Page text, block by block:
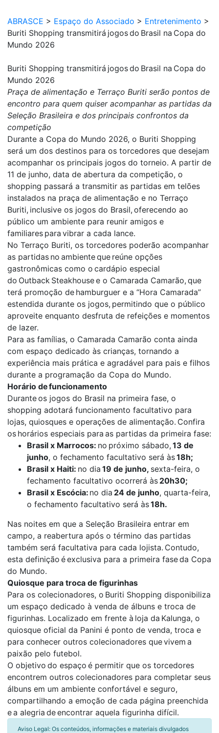
ABRASCE > Espaço do Associado > Entretenimento >
Buriti Shopping transmitirá jogos do Brasil na Copa do
Mundo 2026
Buriti Shopping transmitirá jogos do Brasil na Copa do
Mundo 2026
Praça de alimentação e Terraço Buriti serão pontos de
encontro para quem quiser acompanhar as partidas da
Seleção Brasileira e dos principais confrontos da
competição
Durante a Copa do Mundo 2026, o Buriti Shopping
será um dos destinos para os torcedores que desejam
acompanhar os principais jogos do torneio. A partir de
11 de junho, data de abertura da competição, o
shopping passará a transmitir as partidas em telões
instalados na praça de alimentação e no Terraço
Buriti, inclusive os jogos do Brasil, oferecendo ao
público um ambiente para reunir amigos e
familiares para vibrar a cada lance.
No Terraço Buriti, os torcedores poderão acompanhar
as partidas no ambiente que reúne opções
gastronômicas como o cardápio especial
do Outback Steakhouse e o Camarada Camarão, que
terá promoção de hamburguer e a “Hora Camarada”
estendida durante os jogos, permitindo que o público
aproveite enquanto desfruta de refeições e momentos
de lazer.
Para as famílias, o Camarada Camarão conta ainda
com espaço dedicado às crianças, tornando a
experiência mais prática e agradável para pais e filhos
durante a programação da Copa do Mundo.
Horário de funcionamento
Durante os jogos do Brasil na primeira fase, o
shopping adotará funcionamento facultativo para
lojas, quiosques e operações de alimentação. Confira
os horários especiais para as partidas da primeira fase:
Brasil x Marrocos: no próximo sábado, 13 de
junho, o fechamento facultativo será às18h;
Brasil x Haiti: no dia 19 de junho, sexta-feira, o
fechamento facultativo ocorrerá às 20h30;
Brasil x Escócia: no dia 24 de junho, quarta-feira,
o fechamento facultativo será às18h.
Nas noites em que a Seleção Brasileira entrar em
campo, a reabertura após o término das partidas
também será facultativa para cada lojista. Contudo,
esta definição é exclusiva para a primeira fase da Copa
do Mundo.
Quiosque para troca de figurinhas
Para os colecionadores, o Buriti Shopping disponibiliza
um espaço dedicado à venda de álbuns e troca de
figurinhas. Localizado em frente à loja da Kalunga, o
quiosque oficial da Panini é ponto de venda, troca e
para conhecer outros colecionadores que vivem a
paixão pelo futebol.
O objetivo do espaço é permitir que os torcedores
encontrem outros colecionadores para completar seus
álbuns em um ambiente confortável e seguro,
compartilhando a emoção de cada página preenchida
e a alegria de encontrar aquela figurinha difícil.
Aviso Legal: Os conteúdos, informações e materiais divulgados